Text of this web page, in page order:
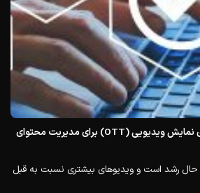
نحوه‌ی انتخاب یک سامانه‌ی نمایش ویدیویی (OTT) برای مدیریت محتوای
رشد است و ویدیوهای بیشتری نسبت به قبل